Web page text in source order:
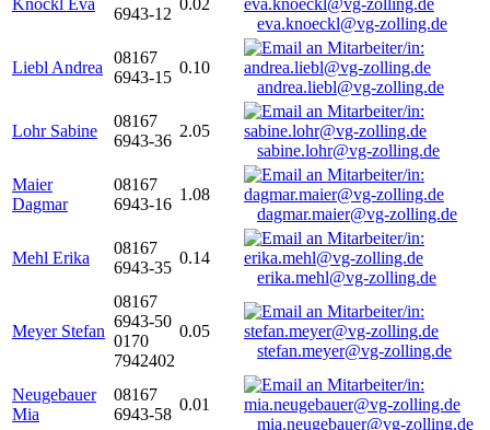
Knöckl Eva
6943-12
0.02
eva.knoeckl@vg-zolling.de
Liebl Andrea
08167
6943-15
0.10
andrea.liebl@vg-zolling.de
Lohr Sabine
08167
6943-36
2.05
sabine.lohr@vg-zolling.de
Maier
Dagmar
08167
6943-16
1.08
dagmar.maier@vg-zolling.de
Mehl Erika
08167
6943-35
0.14
erika.mehl@vg-zolling.de
Meyer Stefan
08167
6943-50
0170
7942402
0.05
stefan.meyer@vg-zolling.de
Neugebauer
Mia
08167
6943-58
0.01
mia.neugebauer@vg-zolling.de